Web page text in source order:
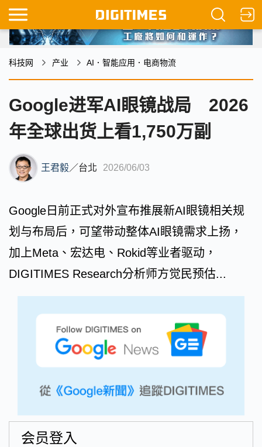
科技网 产业 AI．智能应用．电商物流
Google进军AI眼镜战局 2026
年全球出货上看1,750万副
王君毅／台北 2026/06/03
Google日前正式对外宣布推展新AI眼镜相关规
划与布局后，可望带动整体AI眼镜需求上扬，
加上Meta、宏达电、Rokid等业者驱动，
DIGITIMES Research分析师方觉民预估...
会员登入